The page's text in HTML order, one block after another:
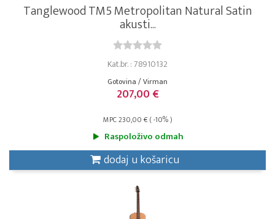
Tanglewood TM5 Metropolitan Natural Satin
akusti...
Kat.br. : 78910132
Gotovina / Virman
207,00 €
MPC 230,00 € ( -10% )
Raspoloživo odmah
dodaj u košaricu